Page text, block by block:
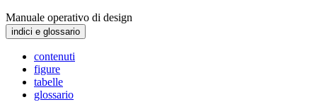
Manuale operativo di design
indici e glossario
contenuti
figure
tabelle
glossario